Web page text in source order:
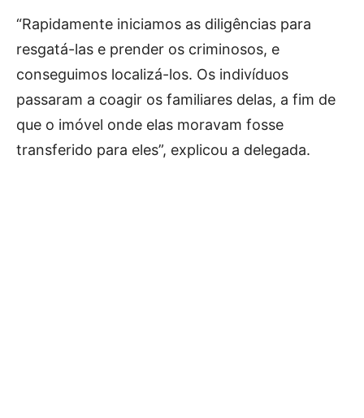
“Rapidamente iniciamos as diligências para
resgatá-las e prender os criminosos, e
conseguimos localizá-los. Os indivíduos
passaram a coagir os familiares delas, a fim de
que o imóvel onde elas moravam fosse
transferido para eles”, explicou a delegada.